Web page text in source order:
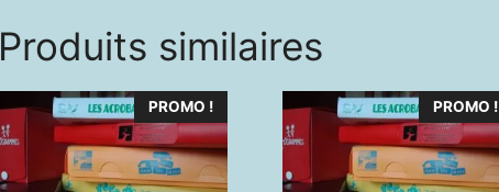
Produits similaires
PROMO ! PROMO !